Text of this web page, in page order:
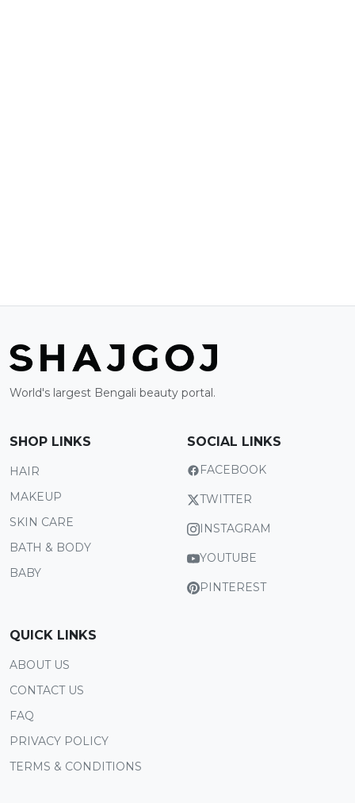
World's largest Bengali beauty portal.
SHOP LINKS
HAIR
MAKEUP
SKIN CARE
BATH & BODY
BABY
SOCIAL LINKS
FACEBOOK
TWITTER
INSTAGRAM
YOUTUBE
PINTEREST
QUICK LINKS
ABOUT US
CONTACT US
FAQ
PRIVACY POLICY
TERMS & CONDITIONS